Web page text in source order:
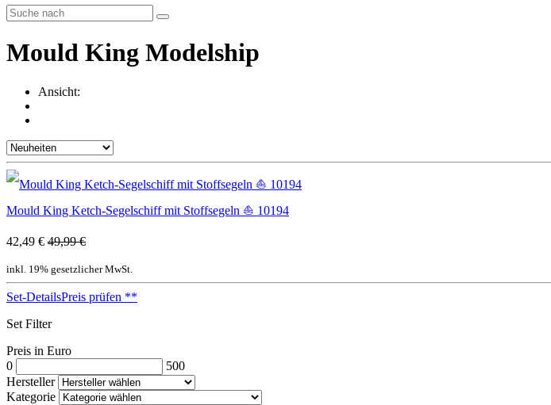
Mould King Modelship
Ansicht:
Mould King Ketch-Segelschiff mit Stoffsegeln ⛵ 10194
42,49 € 49,99 €
inkl. 19% gesetzlicher MwSt.
Set-DetailsPreis prüfen **
Set Filter
Preis in Euro
0
500
Hersteller
Kategorie